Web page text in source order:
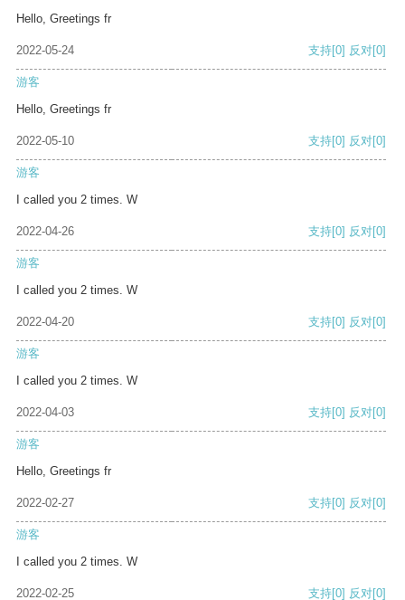
Hello, Greetings fr
2022-05-24 支持[0] 反对[0]
游客
Hello, Greetings fr
2022-05-10 支持[0] 反对[0]
游客
I called you 2 times. W
2022-04-26 支持[0] 反对[0]
游客
I called you 2 times. W
2022-04-20 支持[0] 反对[0]
游客
I called you 2 times. W
2022-04-03 支持[0] 反对[0]
游客
Hello, Greetings fr
2022-02-27 支持[0] 反对[0]
游客
I called you 2 times. W
2022-02-25 支持[0] 反对[0]